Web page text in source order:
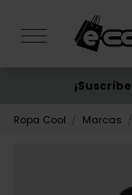
Ropa Cool Marcas